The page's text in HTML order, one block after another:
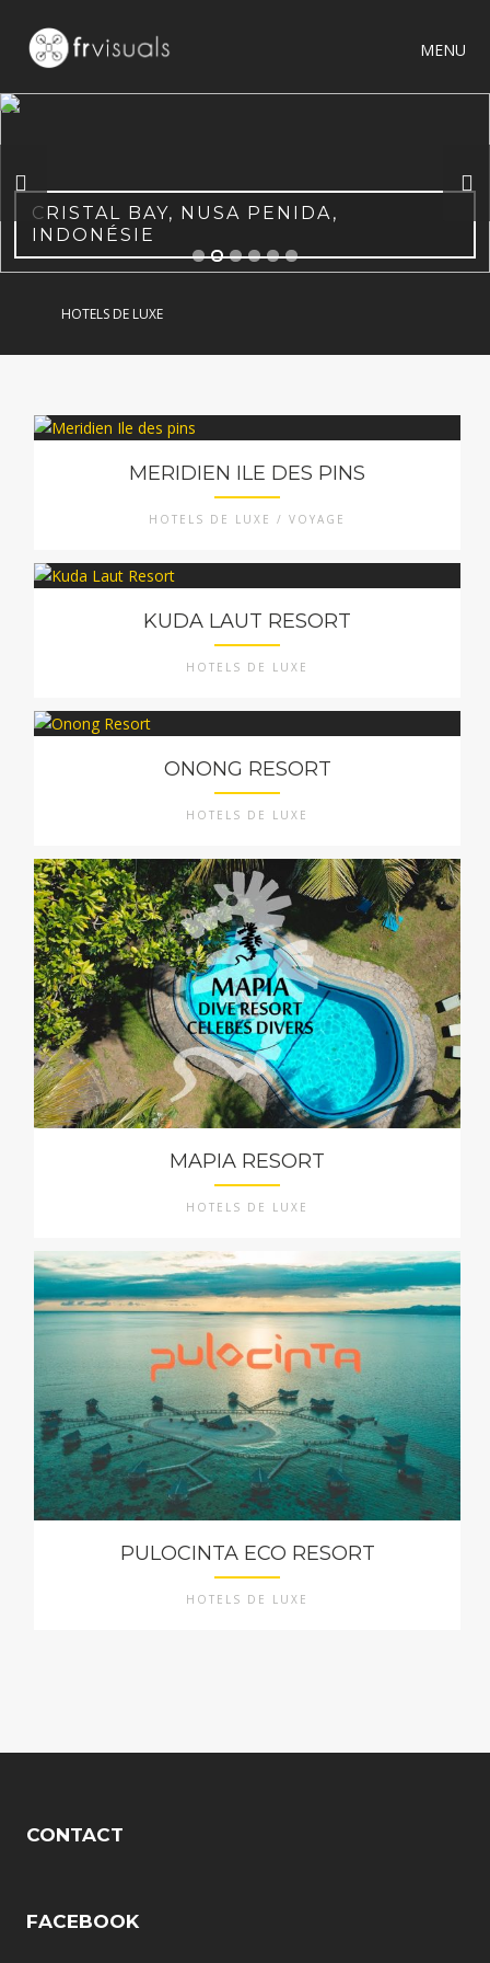
MENU
CRISTAL BAY, NUSA PENIDA,
INDONÉSIE
HOTELS DE LUXE
MERIDIEN ILE DES PINS
HOTELS DE LUXE / VOYAGE
KUDA LAUT RESORT
HOTELS DE LUXE
ONONG RESORT
HOTELS DE LUXE
MAPIA RESORT
HOTELS DE LUXE
PULOCINTA ECO RESORT
HOTELS DE LUXE
CONTACT
FACEBOOK